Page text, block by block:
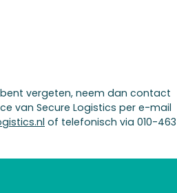
vergeten, neem dan contact
van Secure Logistics per e-mail
of telefonisch via 010-463